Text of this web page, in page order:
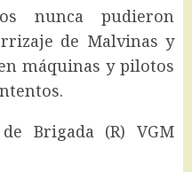
nunca pudieron
de Malvinas y
máquinas y pilotos
Brigada (R) VGM